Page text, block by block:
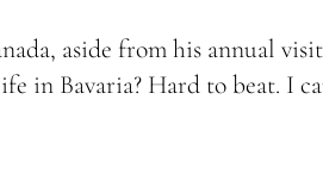
aside from his annual
in Bavaria? Hard to beat. I